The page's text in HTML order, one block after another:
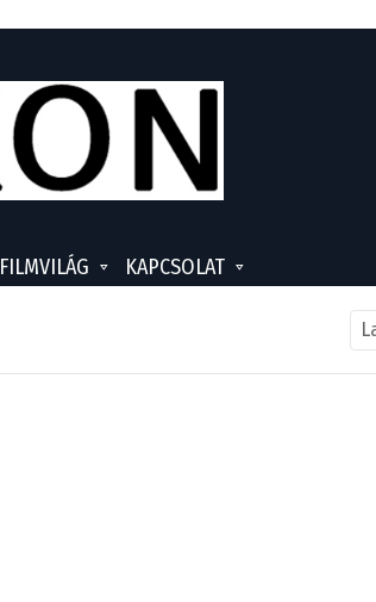
FILMVILÁG KAPCSOLAT